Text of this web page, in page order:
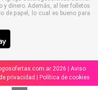
dinero. Además, al leer folletos
de papel, lo cual es bueno para
2026 | Aviso
privacidad | Política de cookies